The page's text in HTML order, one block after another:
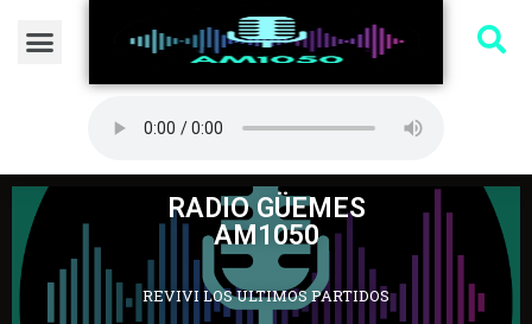
RADIO GÜEMES
AM1050
REVIVI LOS ULTIMOS PARTIDOS